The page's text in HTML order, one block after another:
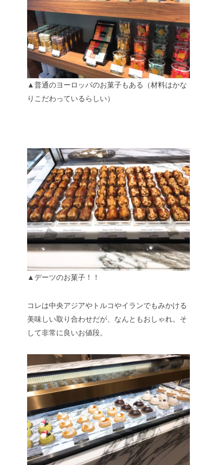
▲普通のヨーロッパのお菓子もある（材料はかな
りこだわっているらしい）
▲デーツのお菓子！！
コレは中央アジアやトルコやイランでもみかける
美味しい取り合わせだが、なんともおしゃれ。そ
して非常に良いお値段。